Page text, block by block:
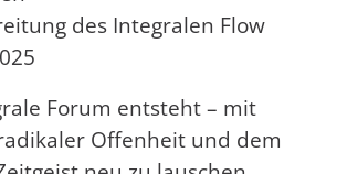
des Integralen Flow
Forum entsteht – mit
Offenheit und dem